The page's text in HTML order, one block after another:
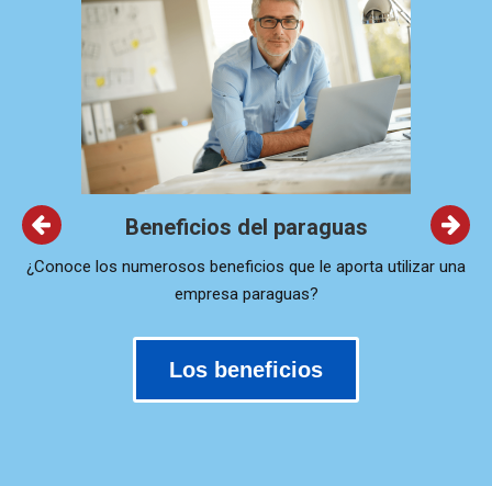
Beneficios del paraguas
los numerosos beneficios que le aporta utilizar una
empresa paraguas?
Los beneficios
¿Cuánto